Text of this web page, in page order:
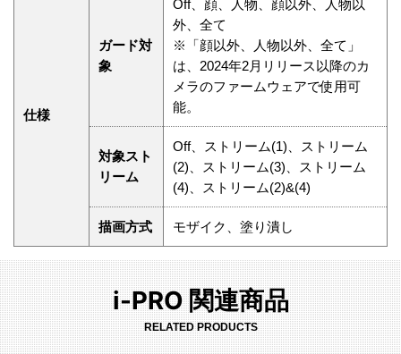
仕様
ガード対
象
Off、顔、人物、顔以外、人物以
外、全て
※「顔以外、人物以外、全て」
は、2024年2月リリース以降のカ
メラのファームウェアで使用可
能。
対象スト
リーム
Off、ストリーム(1)、ストリーム
(2)、ストリーム(3)、ストリーム
(4)、ストリーム(2)&(4)
描画方式 モザイク、塗り潰し
i-PRO 関連商品
RELATED PRODUCTS